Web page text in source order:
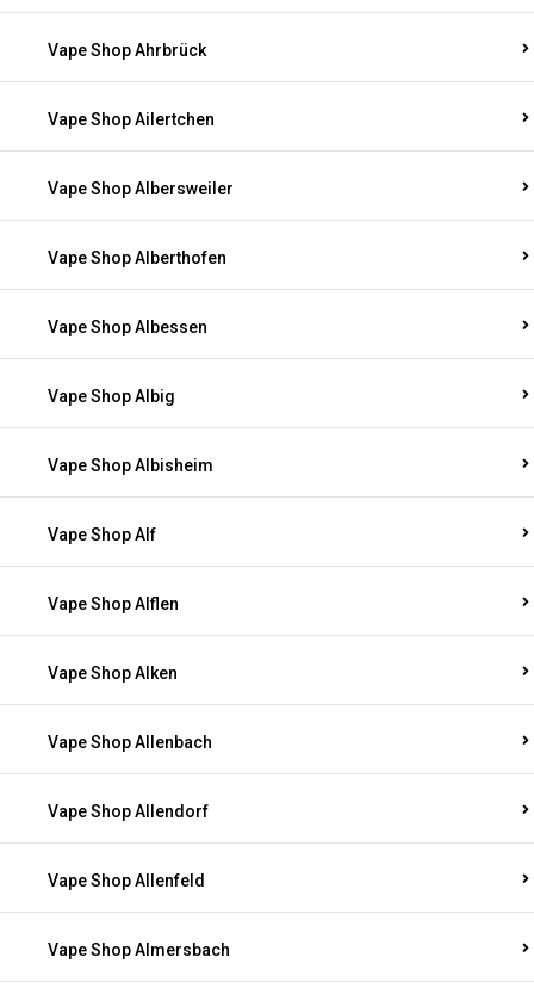
Vape Shop Ahrbrück
Vape Shop Ailertchen
Vape Shop Albersweiler
Vape Shop Alberthofen
Vape Shop Albessen
Vape Shop Albig
Vape Shop Albisheim
Vape Shop Alf
Vape Shop Alflen
Vape Shop Alken
Vape Shop Allenbach
Vape Shop Allendorf
Vape Shop Allenfeld
Vape Shop Almersbach